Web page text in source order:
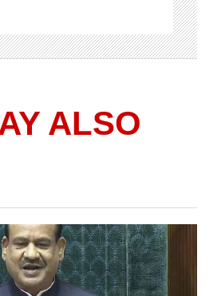
ALSO